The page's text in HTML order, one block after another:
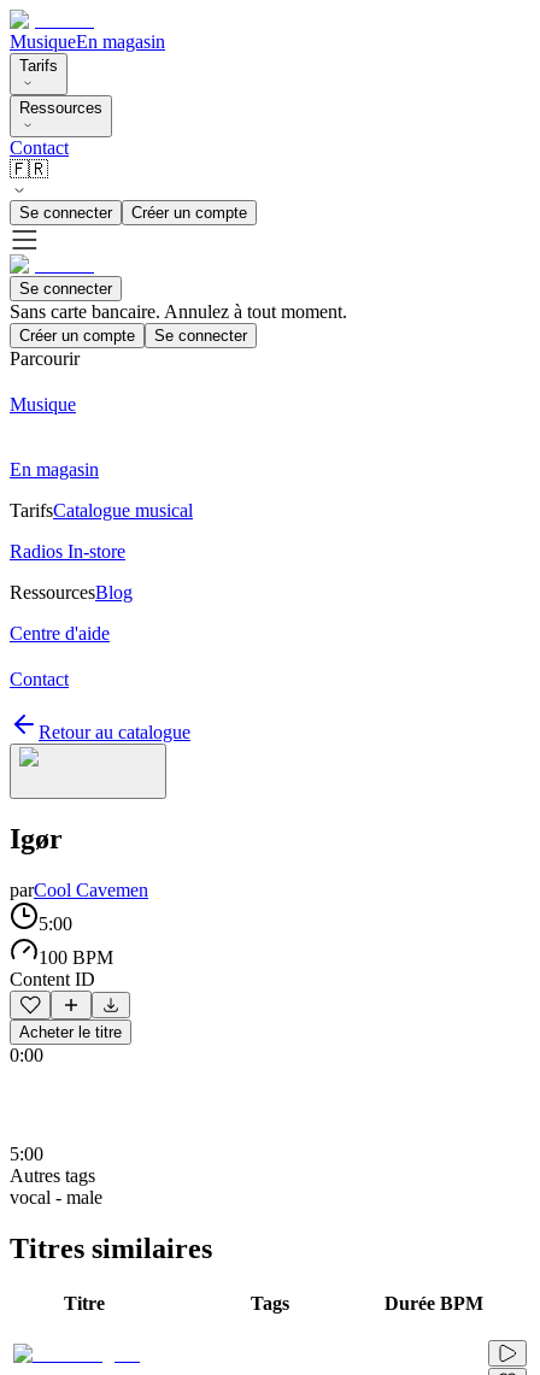
MusiqueEn magasin
Tarifs
Ressources
Contact
🇫🇷
Se connecter Créer un compte
Se connecter
Sans carte bancaire. Annulez à tout moment.
Créer un compte Se connecter
Parcourir
Musique
En magasin
TarifsCatalogue musical
Radios In-store
RessourcesBlog
Centre d'aide
Contact
Retour au catalogue
Igør
parCool Cavemen
5:00
100 BPM
Content ID
Acheter le titre
0:00
5:00
Autres tags
vocal - male
Titres similaires
Titre Tags Durée BPM